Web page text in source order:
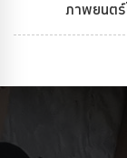
ภาพยนตร์